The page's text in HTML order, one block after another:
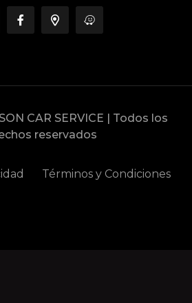
CAR SERVICE | Todos los
reservados
Términos y Condiciones